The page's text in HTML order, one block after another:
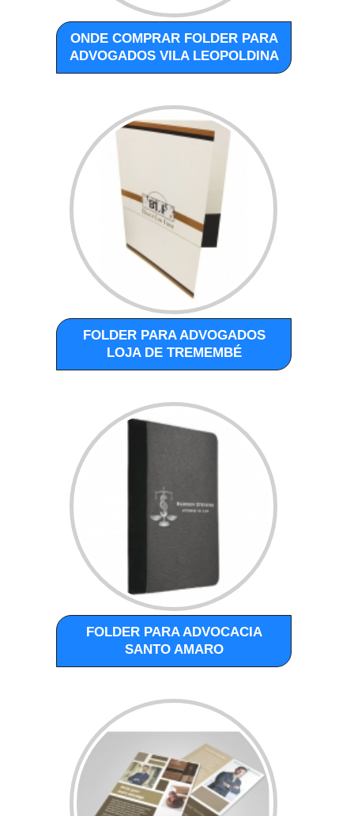
ONDE COMPRAR FOLDER PARA
ADVOGADOS VILA LEOPOLDINA
FOLDER PARA ADVOGADOS
LOJA DE TREMEMBÉ
FOLDER PARA ADVOCACIA
SANTO AMARO